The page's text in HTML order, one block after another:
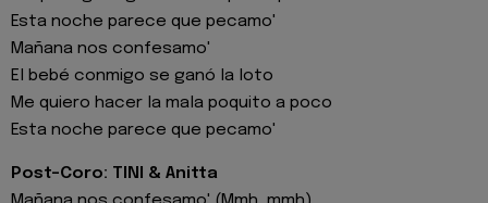
Esta noche parece que pecamo'
Mañana nos confesamo'
El bebé conmigo se ganó la loto
Me quiero hacer la mala poquito a poco
Esta noche parece que pecamo'
Post-Coro: TINI & Anitta